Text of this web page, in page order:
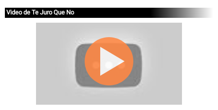
Video de Te Juro Que No